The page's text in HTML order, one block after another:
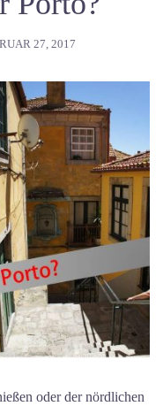
27, 2017
oder der nördlichen